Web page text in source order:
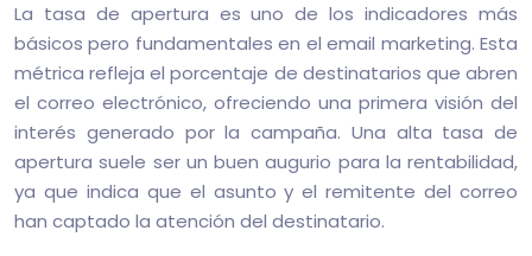
La tasa de apertura es uno de los indicadores más
básicos pero fundamentales en el email marketing. Esta
métrica refleja el porcentaje de destinatarios que abren
el correo electrónico, ofreciendo una primera visión del
interés generado por la campaña. Una alta tasa de
apertura suele ser un buen augurio para la rentabilidad,
ya que indica que el asunto y el remitente del correo
han captado la atención del destinatario.